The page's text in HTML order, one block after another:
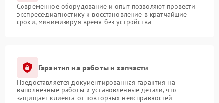
Современное оборудование и опыт позволяют провести
экспресс-диагностику и восстановление в кратчайшие
сроки, минимизируя время без устройства
Гарантия на работы и запчасти
Предоставляется документированная гарантия на
выполненные работы и установленные детали, что
защищает клиента от повторных неисправностей